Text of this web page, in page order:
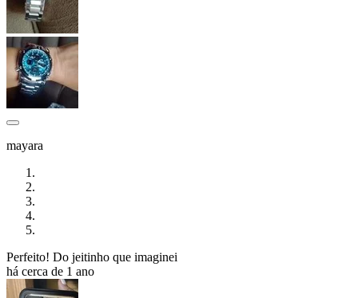
mayara
Perfeito! Do jeitinho que imaginei
há cerca de 1 ano